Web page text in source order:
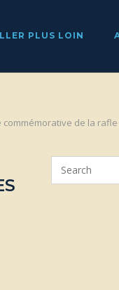
PLUS LOIN
de la